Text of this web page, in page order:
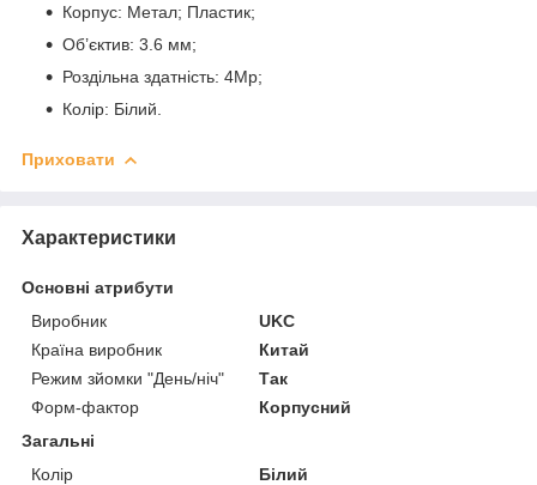
Корпус: Метал; Пластик;
Об’єктив: 3.6 мм;
Роздільна здатність: 4Mp;
Колір: Білий.
Приховати
Характеристики
Основні атрибути
Виробник
UKC
Країна виробник
Китай
Режим зйомки "День/ніч"
Так
Форм-фактор
Корпусний
Загальні
Колір
Білий